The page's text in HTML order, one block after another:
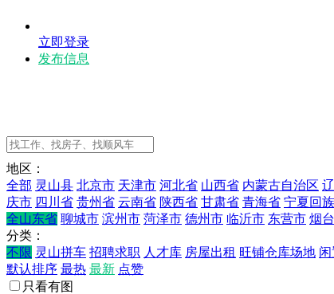
立即登录
发布信息
地区：
全部 灵山县 北京市 天津市 河北省 山西省 内蒙古自治区
庆市 四川省 贵州省 云南省 陕西省 甘肃省 青海省 宁夏回
全山东省 聊城市 滨州市 菏泽市 德州市 临沂市 东营市 烟
分类：
不限 灵山拼车 招聘求职 人才库 房屋出租 旺铺仓库场地
默认排序 最热 最新 点赞
只看有图